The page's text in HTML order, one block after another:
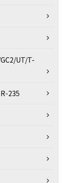
UT/T-
235